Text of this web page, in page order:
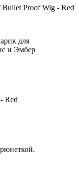
Proof Wig - Red
для
и Эмбер
Red